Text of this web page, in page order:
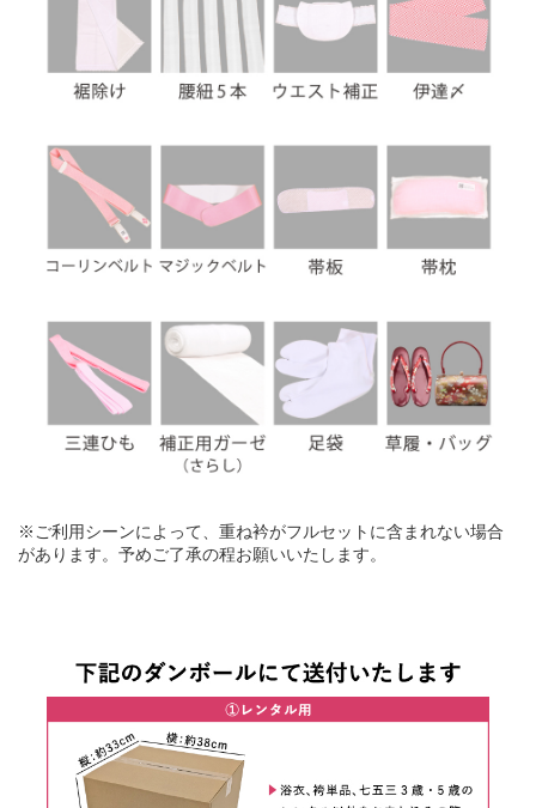
※ご利用シーンによって、重ね衿がフルセットに含まれない場合
があります。予めご了承の程お願いいたします。